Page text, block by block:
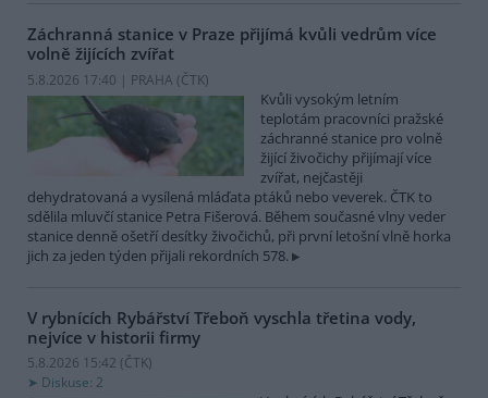
Záchranná stanice v Praze přijímá kvůli vedrům více
volně žijících zvířat
5.8.2026 17:40 | PRAHA (ČTK)
Kvůli vysokým letním
teplotám pracovníci pražské
záchranné stanice pro volně
žijící živočichy přijímají více
zvířat, nejčastěji
dehydratovaná a vysílená mláďata ptáků nebo veverek. ČTK to
sdělila mluvčí stanice Petra Fišerová. Během současné vlny veder
stanice denně ošetří desítky živočichů, při první letošní vlně horka
jich za jeden týden přijali rekordních 578.
V rybnících Rybářství Třeboň vyschla třetina vody,
nejvíce v historii firmy
5.8.2026 15:42 (ČTK)
Diskuse: 2